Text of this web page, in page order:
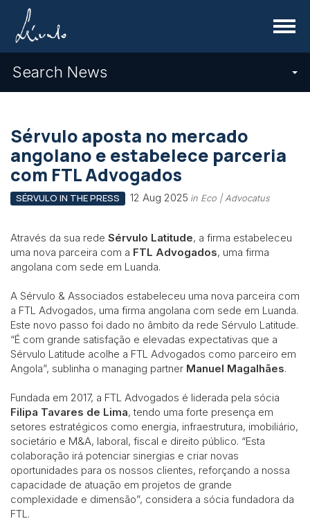
Menu
Search News
Sérvulo aposta no mercado
angolano e estabelece parceria
com FTL Advogados
SÉRVULO IN THE PRESS 12 Aug 2025 in Eco | Advocatus
Através da sua rede Sérvulo Latitude, a firma estabeleceu
uma nova parceira com a FTL Advogados, uma firma
angolana com sede em Luanda.
A Sérvulo & Associados estabeleceu uma nova parceira com
a FTL Advogados, uma firma angolana com sede em Luanda.
Este novo passo foi dado no âmbito da rede Sérvulo Latitude.
“É com grande satisfação e elevadas expectativas que a
Sérvulo Latitude acolhe a FTL Advogados como parceiro em
Angola”, sublinha o managing partner Manuel Magalhães.
Fundada em 2017, a FTL Advogados é liderada pela sócia
Filipa Tavares de Lima, tendo uma forte presença em
setores estratégicos como energia, infraestrutura, imobiliário,
societário e M&A, laboral, fiscal e direito público. “Esta
colaboração irá potenciar sinergias e criar novas
oportunidades para os nossos clientes, reforçando a nossa
capacidade de atuação em projetos de grande
complexidade e dimensão”, considera a sócia fundadora da
FTL.